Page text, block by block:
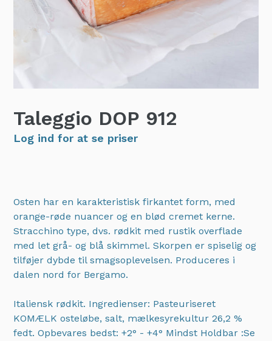
Taleggio DOP 912
Log ind for at se priser
Osten har en karakteristisk firkantet form, med
orange-røde nuancer og en blød cremet kerne.
Stracchino type, dvs. rødkit med rustik overflade
med let grå- og blå skimmel. Skorpen er spiselig og
tilføjer dybde til smagsoplevelsen. Produceres i
dalen nord for Bergamo.
Italiensk rødkit. Ingredienser: Pasteuriseret
KOMÆLK osteløbe, salt, mælkesyrekultur 26,2 %
fedt. Opbevares bedst: +2° - +4° Mindst Holdbar :Se